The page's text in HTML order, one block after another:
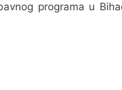
programa u